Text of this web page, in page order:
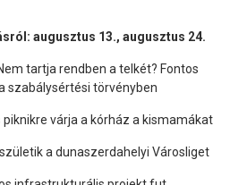
augusztus 13., augusztus 24.
tartja rendben a telkét? Fontos
szabálysértési törvényben
várja a kórház a kismamákat
a dunaszerdahelyi Városliget